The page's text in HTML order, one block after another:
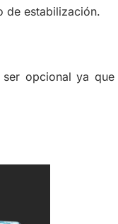
de estabilización.
opcional ya que